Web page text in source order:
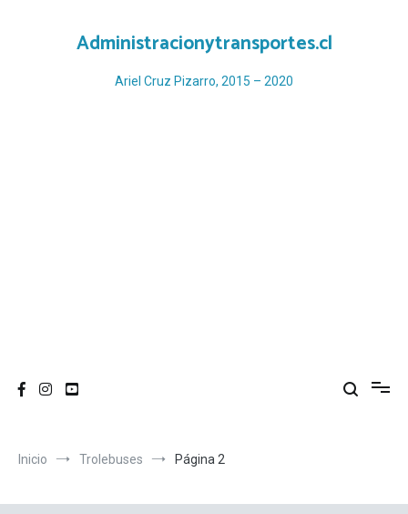
Administracionytransportes.cl
Ariel Cruz Pizarro, 2015 – 2020
Inicio Trolebuses Página 2